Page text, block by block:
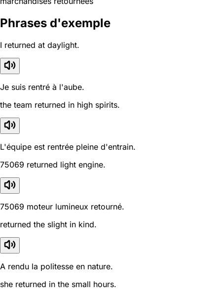
Phrases d'exemple
I returned at daylight.
Je suis rentré à l'aube.
the team returned in high spirits.
L'équipe est rentrée pleine d'entrain.
75069 returned light engine.
75069 moteur lumineux retourné.
returned the slight in kind.
A rendu la politesse en nature.
she returned in the small hours.